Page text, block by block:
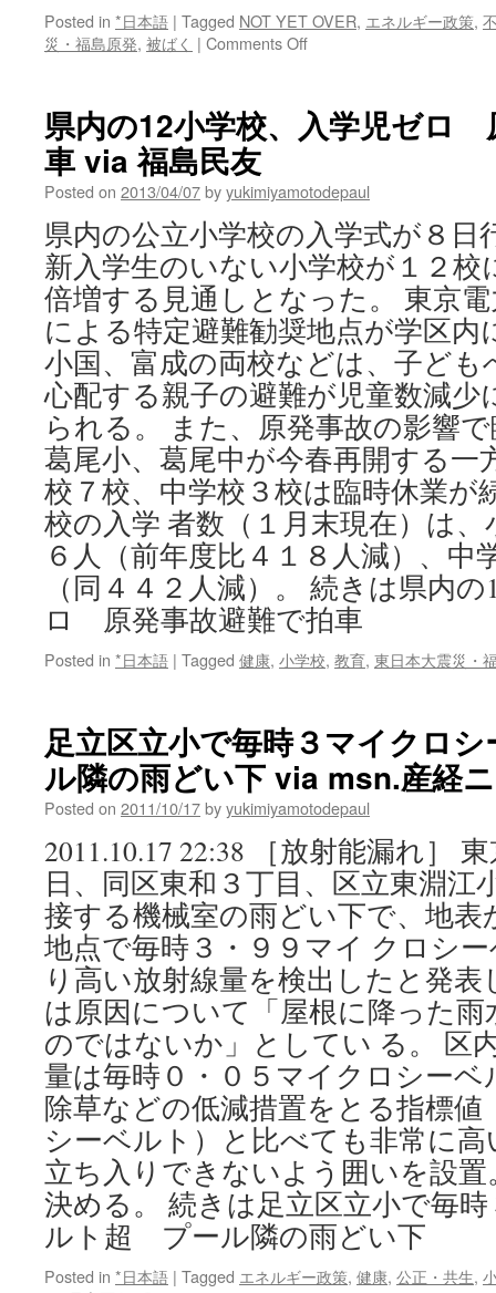
Posted in *日本語 | Tagged NOT YET OVER, エネルギー政策,
災・福島原発, 被ばく | Comments Offon
の
不
く
漫
画
を
実
名
で
発
表
し
た
小
学
校
教
諭
via
Yahoo!
Japan
News
(女
性
県内の12小学校、入学児ゼロ
車 via 福島民友
Posted on 2013/04/07byyukimiyamotodepaul
県内の公立小学校の入学式が８日
新入学生のいない小学校が１２校
倍増する見通しとなった。 東京
による特定避難勧奨地点が学区
小国、富成の両校などは、子ども
心配する親子の避難が児童数減少
られる。 また、原発事故の影響
葛尾小、葛尾中が今春再開する一
校７校、中学校３校は臨時休業が
校の入学 者数（１月末現在）は
６人（前年度比４１８人減）、中
（同４４２人減）。 続きは県内
ロ 原発事故避難で拍車
Posted in *日本語 | Tagged 健康, 小学校, 教育, 東日本大震災・
足立区立小で毎時３マイクロ
ル隣の雨どい下 via msn.産経
Posted on 2011/10/17byyukimiyamotodepaul
2011.10.17 22:38 ［放射能漏れ］
日、同区東和３丁目、区立東淵江
接する機械室の雨どい下で、地
地点で毎時３・９９マイ クロシ
り高い放射線量を検出したと発
は原因について「屋根に降った
のではないか」としてい る。 区
量は毎時０・０５マイクロシー
除草などの低減措置をとる指標
シーベルト）と比べても非常に
立ち入りできないよう囲いを設
決める。 続きは足立区立小で毎
ルト超 プール隣の雨どい下
Posted in *日本語 | Tagged エネルギー政策, 健康, 公正・共生,